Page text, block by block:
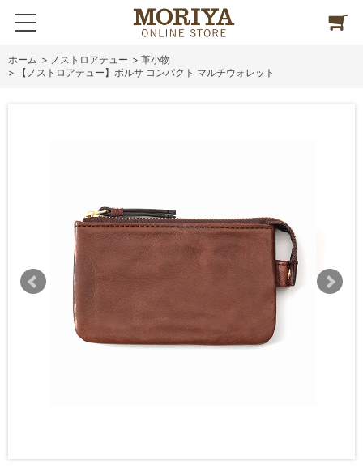
ホーム > ノストロアテュー > 革小物
>
【ノストロアテュー】ボルサ コンパクト マルチウォレット